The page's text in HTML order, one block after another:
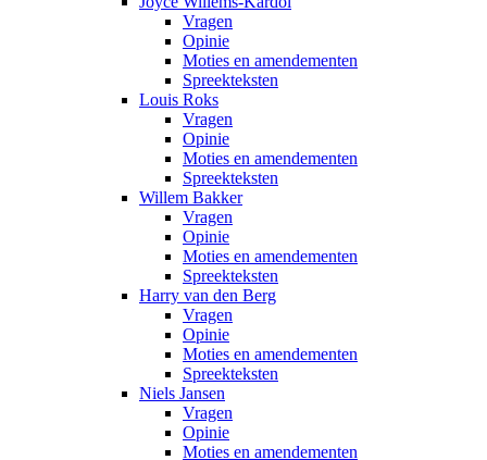
Vragen
Opinie
Moties en amendementen
Spreekteksten
Louis Roks
Vragen
Opinie
Moties en amendementen
Spreekteksten
Willem Bakker
Vragen
Opinie
Moties en amendementen
Spreekteksten
Harry van den Berg
Vragen
Opinie
Moties en amendementen
Spreekteksten
Niels Jansen
Vragen
Opinie
Moties en amendementen